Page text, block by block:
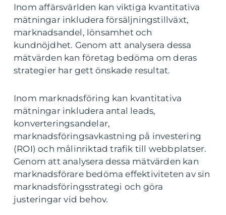
Inom affärsvärlden kan viktiga kvantitativa
mätningar inkludera försäljningstillväxt,
marknadsandel, lönsamhet och
kundnöjdhet. Genom att analysera dessa
mätvärden kan företag bedöma om deras
strategier har gett önskade resultat.
Inom marknadsföring kan kvantitativa
mätningar inkludera antal leads,
konverteringsandelar,
marknadsföringsavkastning på investering
(ROI) och målinriktad trafik till webbplatser.
Genom att analysera dessa mätvärden kan
marknadsförare bedöma effektiviteten av sin
marknadsföringsstrategi och göra
justeringar vid behov.